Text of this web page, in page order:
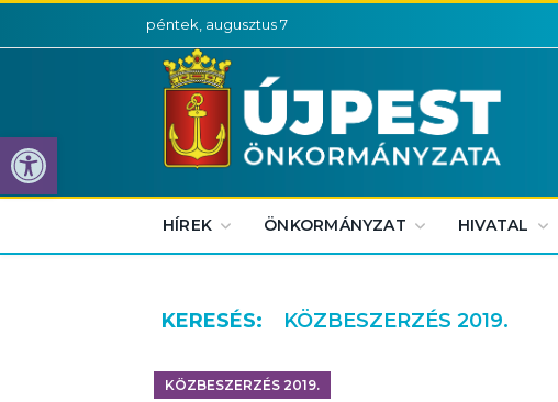
Eszköztár megnyitása
péntek, augusztus 7
HÍREK ÖNKORMÁNYZAT HIVATAL
KERESÉS: KÖZBESZERZÉS 2019.
KÖZBESZERZÉS 2019.